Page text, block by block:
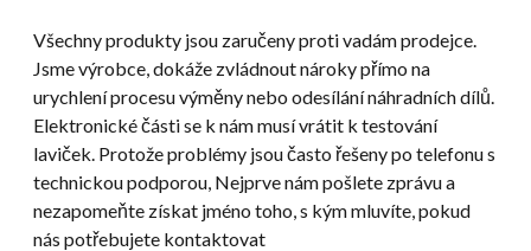
Všechny produkty jsou zaručeny proti vadám prodejce.
Jsme výrobce, dokáže zvládnout nároky přímo na
urychlení procesu výměny nebo odesílání náhradních dílů.
Elektronické části se k nám musí vrátit k testování
laviček. Protože problémy jsou často řešeny po telefonu s
technickou podporou, Nejprve nám pošlete zprávu a
nezapomeňte získat jméno toho, s kým mluvíte, pokud
nás potřebujete kontaktovat